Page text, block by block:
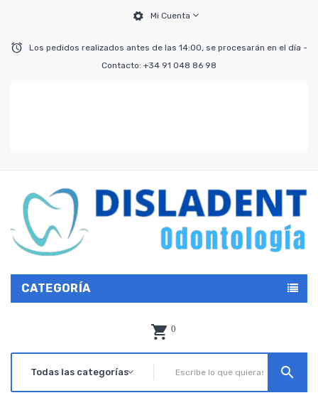
Mi Cuenta
Los pedidos realizados antes de las 14:00, se procesarán en el día -
Contacto: +34 91 048 86 98
CATEGORÍA
0
search